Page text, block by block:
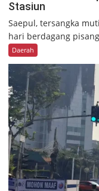
Stasiun
Saepul, tersangka
hari berdagang
Daerah